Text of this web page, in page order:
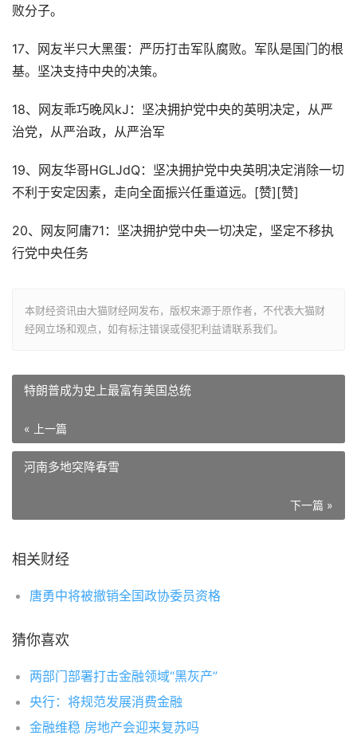
败分子。
17、网友半只大黑蛋：严历打击军队腐败。军队是国门的根
基。坚决支持中央的决策。
18、网友乖巧晚风kJ：坚决拥护党中央的英明决定，从严
治党，从严治政，从严治军
19、网友华哥HGLJdQ：坚决拥护党中央英明决定消除一切
不利于安定因素，走向全面振兴任重道远。[赞][赞]
20、网友阿庸71：坚决拥护党中央一切决定，坚定不移执
行党中央任务
本财经资讯由大猫财经网发布，版权来源于原作者，不代表大猫财
经网立场和观点，如有标注错误或侵犯利益请联系我们。
特朗普成为史上最富有美国总统
« 上一篇
河南多地突降春雪
下一篇 »
相关财经
唐勇中将被撤销全国政协委员资格
猜你喜欢
两部门部署打击金融领域“黑灰产”
央行：将规范发展消费金融
金融维稳 房地产会迎来复苏吗